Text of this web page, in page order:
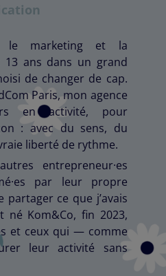
le marketing et la
ans dans un grand
de changer de cap.
Paris, mon agence
en activité, pour
: avec du sens, du
liberté de rythme.
entrepreneur·es
par leur propre
partager ce que j’avais
né Kom&Co, fin 2023,
et ceux qui — comme
leur activité sans